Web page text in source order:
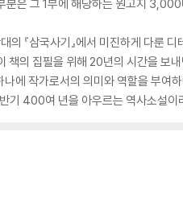
분은 그 1부에 해당하는 원고지
대의 『삼국사기』에서 미진하게 다
책의 집필을 위해 20년의 시간을 보
에 작가로서의 의미와 역할을 부여
400여 년을 아우르는 역사소설이